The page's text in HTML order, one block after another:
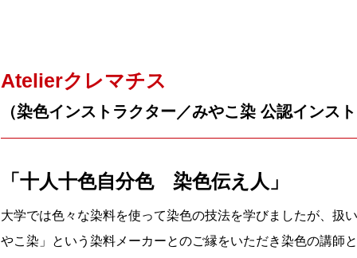
Atelierクレマチス
（染色インストラクター／みやこ染 公認インスト
「十人十色自分色 染色伝え人」
大学では色々な染料を使って染色の技法を学びましたが、扱
やこ染」という染料メーカーとのご縁をいただき染色の講師